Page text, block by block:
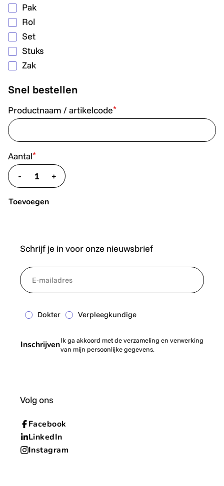
Pak
Rol
Set
Stuks
Zak
Snel bestellen
Productnaam / artikelcode*
Aantal*
-translate.decrease
+translate.increase
Toevoegen
Schrijf je in voor onze nieuwsbrief
NewsletterEmail
Dokter Verpleegkundige
InschrijvenIk ga akkoord met de verzameling en verwerking
van mijn persoonlijke gegevens.
Volg ons
Facebook
LinkedIn
Instagram